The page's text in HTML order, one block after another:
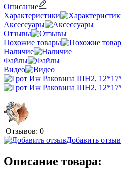
Описание
Характеристики
Аксессуары
Отзывы
Похожие товары
Наличие
Файлы
Видео
Отзывов: 0
Добавить отзыв
Описание товара: